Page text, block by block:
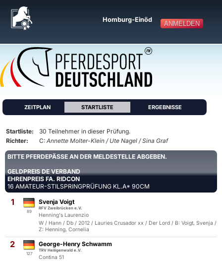
ANMELDEN
Homburg-Einöd
ZEITPLAN STARTLISTE ERGEBNISSE
Startliste:
30 Teilnehmer in dieser Prüfung.
Richter:
C: Annette Molter-Klein / Ute Nagel / Sina Graf
BITTE PFERDEPÄSSE AN DER MELDESTELLE ABGEBEN.
GELDPREIS DE VERBAND
EHRENPREIS FA. RIDCON
16 AMATEUR-STILSPRINGPRÜFUNG KL.A* 90CM
1
89
Svenja Voigt
RFV Zweibrücken e.V.
Henning's Laurenzio
W / Hann / Db / 2012 / Lauries Crusador xx / Der Lord / B: Voigt, Svenja /
Z: Henning, Cornelia
2
127
George-Henry Schwamm
TRV Heiligenwald e.V.
Contina 51